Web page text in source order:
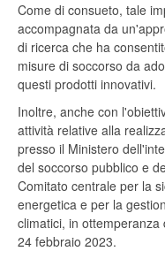
Come di consueto, tale
accompagnata da
di ricerca che ha
misure di soccorso da
questi prodotti innovativi.
Inoltre, anche con
attività relative alla
presso il Ministero
del soccorso pubblico e
Comitato centrale per la
energetica e per la
climatici, in
24 febbraio 2023.